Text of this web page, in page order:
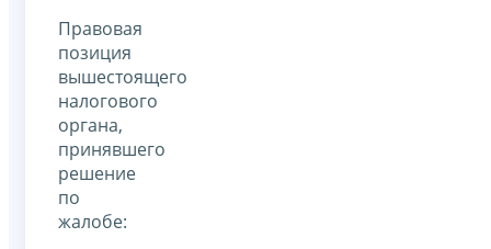
Правовая
позиция
вышестоящего
налогового
органа,
принявшего
решение
по
жалобе: